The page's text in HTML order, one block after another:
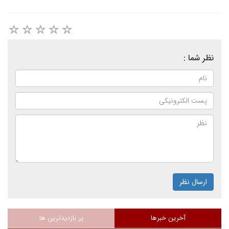
نظر شما :
ارسال نظر
آخرین خبرها پر بازدیدترین ها